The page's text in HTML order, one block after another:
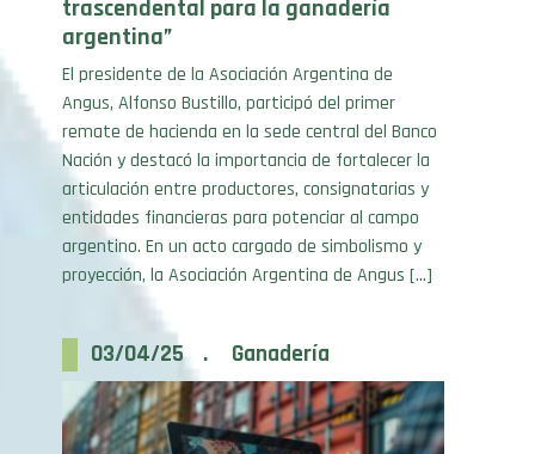
El presidente de la Asociación Argentina de
Angus, Alfonso Bustillo, participó del primer
remate de hacienda en la sede central del Banco
Nación y destacó la importancia de fortalecer la
articulación entre productores, consignatarias y
entidades financieras para potenciar al campo
argentino. En un acto cargado de simbolismo y
proyección, la Asociación Argentina de Angus […]
03/04/25 . Ganadería